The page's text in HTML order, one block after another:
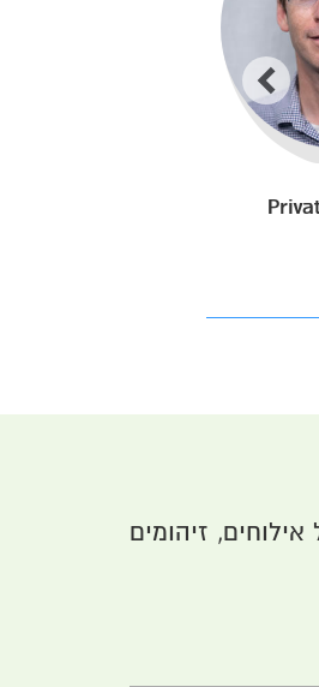
זיהומים